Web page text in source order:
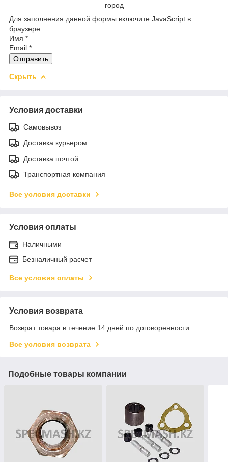
город
Для заполнения данной формы включите JavaScript в
браузере.
Имя *
Email *
Отправить
Скрыть
Условия доставки
Самовывоз
Доставка курьером
Доставка почтой
Транспортная компания
Все условия доставки
Условия оплаты
Наличными
Безналичный расчет
Все условия оплаты
Условия возврата
Возврат товара в течение 14 дней по договоренности
Все условия возврата
Подобные товары компании